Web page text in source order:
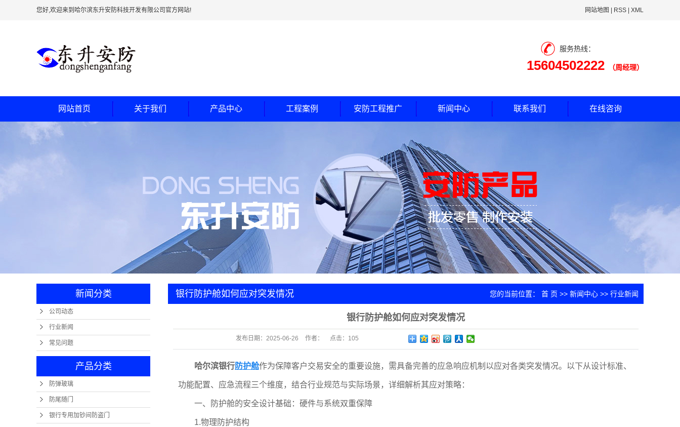
您好,欢迎来到哈尔滨东升安防科技开发有限公司官方网站! 网站地图 RSS XML
服务热线：
15604502222 （周经理）
网站首页 关于我们
车间环境
产品中心
银行专用甲级防盗门
银行专用乙级卷帘门
卷帘门地锁
防护舱
金库门
工程案例 安防工程推广 新闻中心
行业新闻
常见问题
联系我们 在线咨询
新闻分类
公司动态
行业新闻
常见问题
产品分类
防弹玻璃
防尾随门
银行专用加钞间防盗门
银行防护舱如何应对突发情况 您的当前位置： 首 页 >> 新闻中心 >> 行业新闻
银行防护舱如何应对突发情况
发布日期： 2025-06-26 作者： 点击： 105
哈尔滨银行防护舱作为保障客户交易安全的重要设施，需具备完善的应急响应机制以应对各类突发情况。以下从设计标准、
功能配置、应急流程三个维度，结合行业规范与实际场景，详细解析其应对策略：
一、防护舱的安全设计基础：硬件与系统双重保障
1.物理防护结构